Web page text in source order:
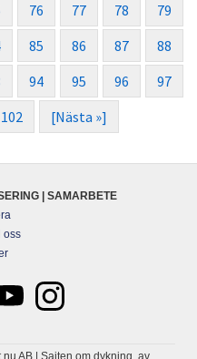
76 77 78
79
85 86 87
88
94 95 96
97
102 [Nästa »]
| SAMARBETE
oss
AB | Sajten om dykning, av